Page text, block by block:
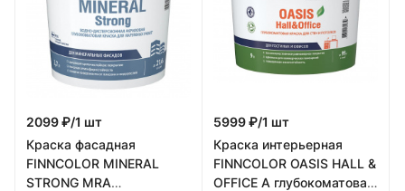
2099 ₽/1 шт
Краска фасадная
FINNCOLOR MINERAL
STRONG MRA
5999 ₽/1 шт
Краска интерьерная
FINNCOLOR OASIS HALL &
OFFICE A глубокоматовая